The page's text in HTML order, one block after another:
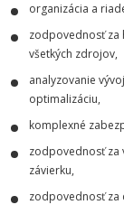
organizácia a
zodpovednosť za
všetkých zdrojov,
analyzovanie
optimalizáciu,
komplexné
zodpovednosť za
závierku,
zodpovednosť za